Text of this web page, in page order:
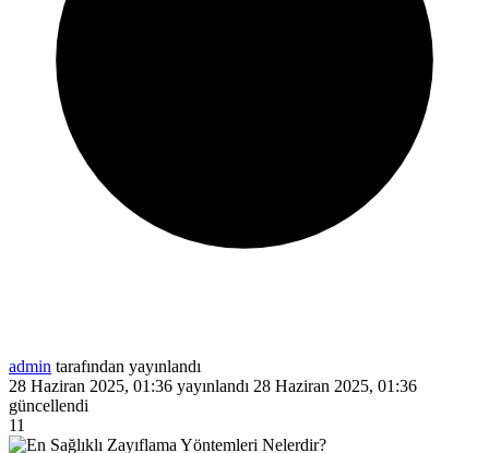
admin tarafından yayınlandı
28 Haziran 2025, 01:36 yayınlandı 28 Haziran 2025, 01:36
güncellendi
11